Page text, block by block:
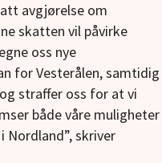
avgjørelse om
skatten vil påvirke
oss nye
for Vesterålen, samtidig
straffer oss for at vi
både våre muligheter
skriver